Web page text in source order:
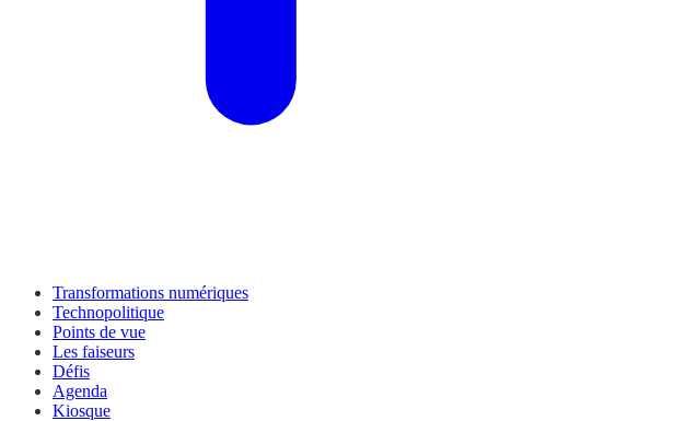
Transformations numériques
Technopolitique
Points de vue
Les faiseurs
Défis
Agenda
Kiosque